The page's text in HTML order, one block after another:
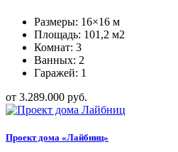
Размеры: 16×16 м
Площадь: 101,2 м2
Комнат: 3
Ванных: 2
Гаражей: 1
от 3.289.000 руб.
Проект дома «Лайбниц»